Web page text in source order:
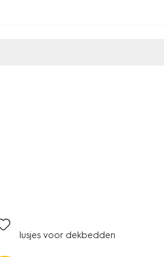
lusjes voor dekbedden